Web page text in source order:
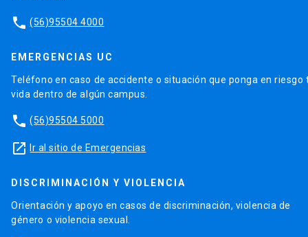
phone (56)95504 4000
EMERGENCIAS UC
Teléfono en caso de accidente o situación que ponga en riesgo
vida dentro de algún campus.
phone (56)95504 5000
launch Ir al sitio de Emergencias
DISCRIMINACIÓN Y VIOLENCIA
Orientación y apoyo en casos de discriminación, violencia de
género o violencia sexual.